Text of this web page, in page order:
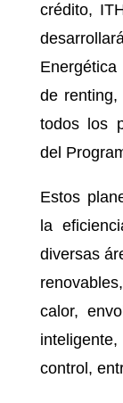
crédito,
de
todos los
del
Estos
la
diversas
calor,
control,